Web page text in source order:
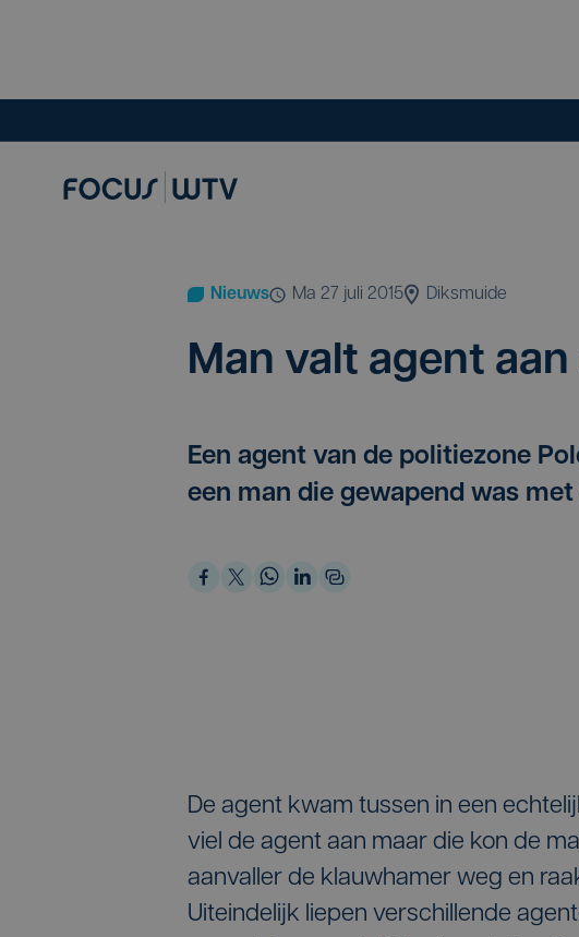
Nieuws ma 27 juli 2015 Diksmuide
Man valt agent
Een agent van de politiezone
een man die gewapend was
De agent kwam tussen in een
viel de agent aan maar die kon de
aanvaller de klauwhamer weg en
Uiteindelijk liepen verschillende